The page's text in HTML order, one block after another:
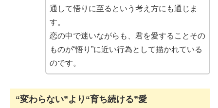
通して悟りに至るという考え方にも通じま
す。
恋の中で迷いながらも、君を愛することその
ものが“悟り”に近い行為として描かれている
のです。
“変わらない”より“育ち続ける”愛